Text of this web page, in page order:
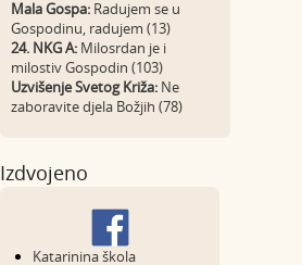
Mala Gospa: Radujem se u
Gospodinu, radujem (13)
24. NKG A: Milosrdan je i
milostiv Gospodin (103)
Uzvišenje Svetog Križa: Ne
zaboravite djela Božjih (78)
Izdvojeno
Katarinina škola